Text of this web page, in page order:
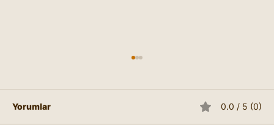
Yorumlar 0.0 / 5 (0)